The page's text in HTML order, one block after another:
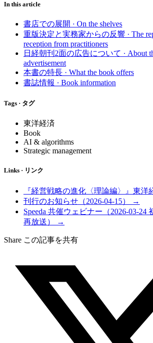
In this article
書店での展開 · On the shelves
重版決定と実務家からの反響 · The
reception from practitioners
日経朝刊2面の広告について · About
advertisement
本書の特長 · What the book offers
書誌情報 · Book information
Tags · タグ
東洋経済
Book
AI & algorithms
Strategic management
Links · リンク
『経営戦略の進化〈理論編〉』東洋
刊行のお知らせ（2026-04-15） →
Speeda 共催ウェビナー（2026-03-24
再放送） →
Share この記事を共有